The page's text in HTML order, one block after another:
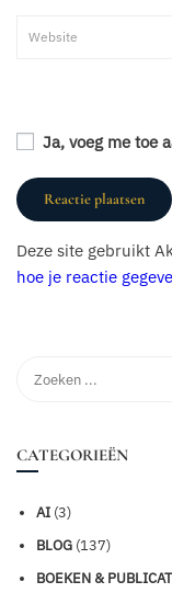
Ja, voeg me toe
Deze site gebruikt
hoe je reactie
CATEGORIEËN
AI (3)
BLOG (137)
BOEKEN &